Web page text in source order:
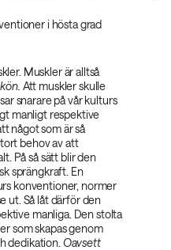
i hösta grad
Muskler är alltså
Att muskler skulle
snarare på vår kulturs
manligt respektive
något som är så
behov av att
På så sätt blir den
sprängkraft. En
konventioner, normer
ut. Så låt därför den
manliga. Den stolta
som skapas genom
dedikation. Oavsett